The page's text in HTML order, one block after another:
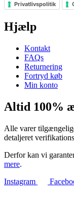
Privatlivspolitik
Hjælp
Kontakt
FAQs
Returnering
Fortryd køb
Min konto
Altid 100%
Alle varer
detaljeret
Derfor kan vi
mere.
Instagram